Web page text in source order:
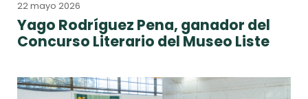
22 mayo 2026
Yago Rodríguez Pena, ganador del
Concurso Literario del Museo Liste